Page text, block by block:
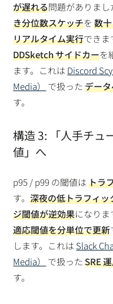
が遅れる問題がありまし
き分位数スケッチを数
リアルタイム実行でき
DDSketch サイドカーを
ます。これは Discord
Media）
で扱ったデー
す。
構造 3: 「人手チュ
値」へ
p95 / p99 の閾値はトラ
す。深夜の低トラフィッ
ジ閾値が逆効果になり
適応閾値を分単位で更新
します。これは Slack
Media）
で扱ったSRE
す。